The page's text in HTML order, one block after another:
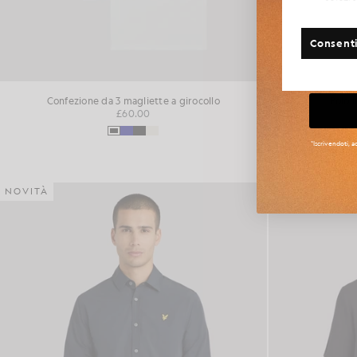
Confezione da 3 magliette a girocollo
£60.00
NOVITÀ
Altre
*Iscrivendoti,